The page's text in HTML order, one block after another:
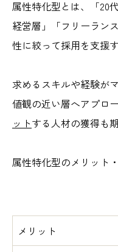
属性特化型とは、「20
経営層」「フリーラン
性に絞って採用を支援
求めるスキルや経験が
値観の近い層へアプロ
ットする人材の獲得も
属性特化型のメリット
メリット